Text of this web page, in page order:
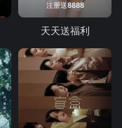
注册送8888
天天送福利